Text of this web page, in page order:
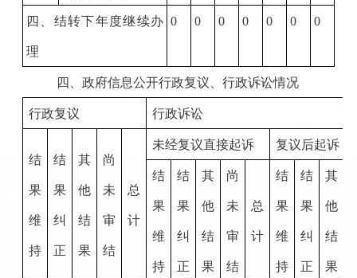
四、结转下年度继续办
理
0 0 0 0 0 0 0
四、政府信息公开行政复议、行政诉讼情况
行政复议 行政诉讼
结
果
维
持
结
果
纠
正
其
他
结
果
尚
未
审
结
总
计
未经复议直接起诉 复议后起诉
结
果
维
持
结
果
纠
正
其
他
结
果
尚
未
审
结
总
计
结
果
维
持
结
果
纠
正
其
他
结
果